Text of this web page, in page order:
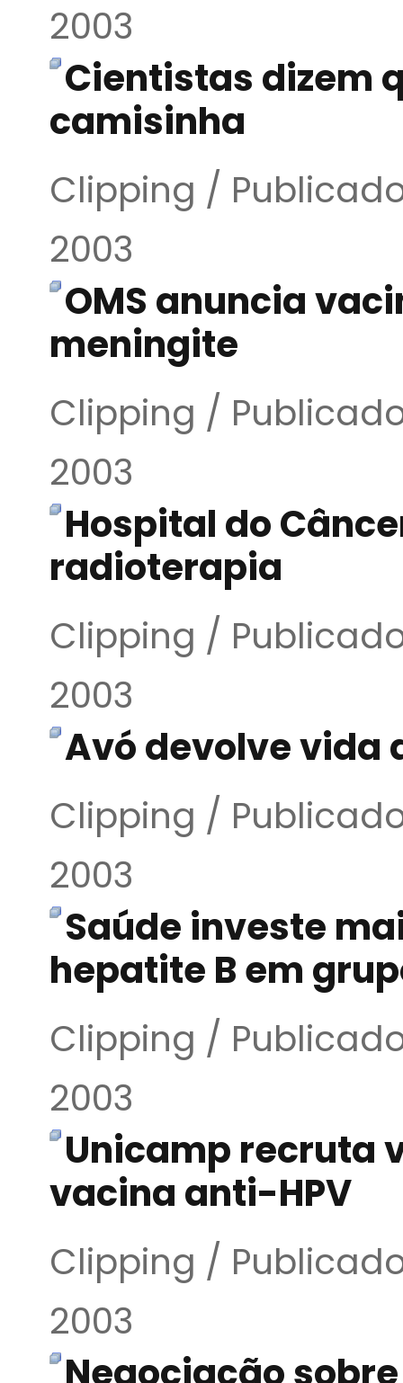
2003
Cientistas dizem
camisinha
Clipping /
2003
OMS anuncia
meningite
Clipping /
2003
Hospital do
radioterapia
Clipping /
2003
Avó devolve vida
Clipping /
2003
Saúde investe
hepatite B em
Clipping /
2003
Unicamp recruta
vacina anti-HPV
Clipping /
2003
Negociação